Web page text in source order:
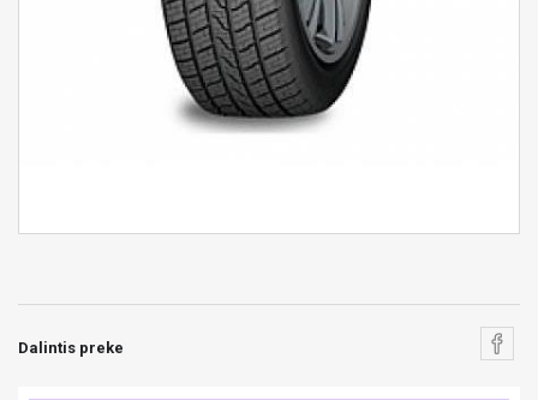
Dalintis preke